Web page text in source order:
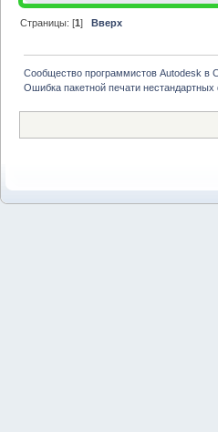
Страницы: [1] Вверх
Сообщество программистов Autodesk в
Ошибка пакетной печати